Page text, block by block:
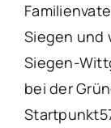
Siegen und
Siegen-
bei der